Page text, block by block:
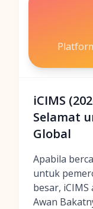
iCIMS
Selamat
Global
Apabila
untuk
besar,
Awan